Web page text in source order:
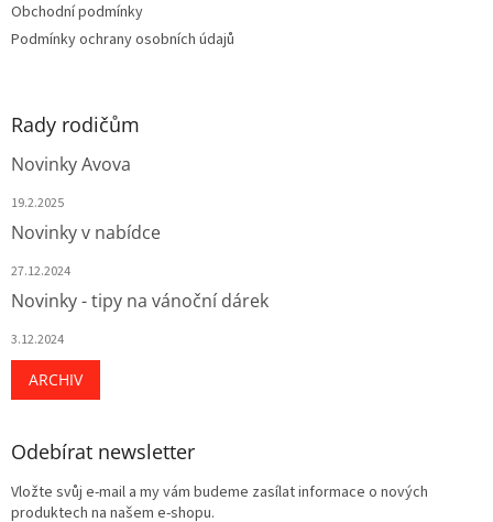
Obchodní podmínky
Podmínky ochrany osobních údajů
Rady rodičům
Novinky Avova
19.2.2025
Novinky v nabídce
27.12.2024
Novinky - tipy na vánoční dárek
3.12.2024
ARCHIV
Odebírat newsletter
Vložte svůj e-mail a my vám budeme zasílat informace o nových
produktech na našem e-shopu.